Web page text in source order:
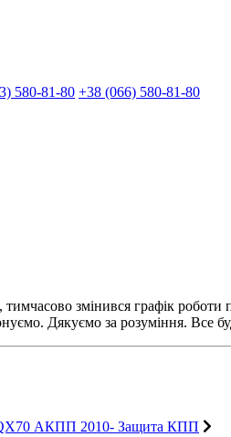
580-81-80 +38 (066) 580-81-80
змінився графік
Дякуємо за розуміння. Все
АКПП 2010- Защита КПП